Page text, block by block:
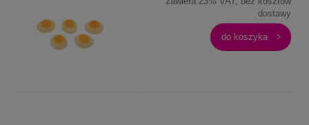
dostawy
do koszyka